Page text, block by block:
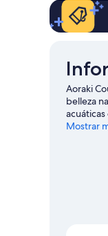
Bath
Aoraki
belleza
Mostrar